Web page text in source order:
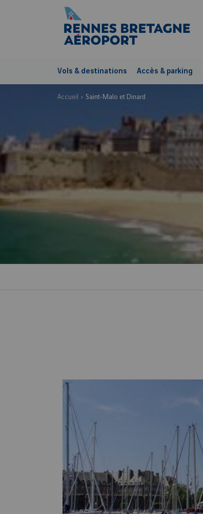
Vols & destinations Accès & parking
Accueil Saint-Malo et Dinard